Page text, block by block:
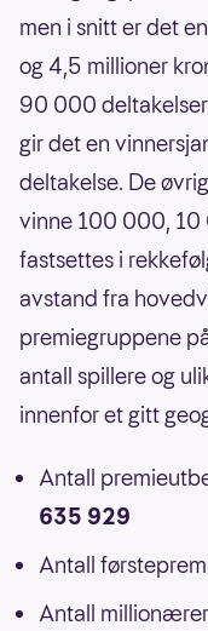
men i snitt er det
og 4,5 millioner
90 000
gir det en
deltakelse. De
vinne 100 000,
fastsettes i
avstand fra
premiegruppene
antall spillere og
innenfor et gitt
Antall
635 929
Antall
Antall